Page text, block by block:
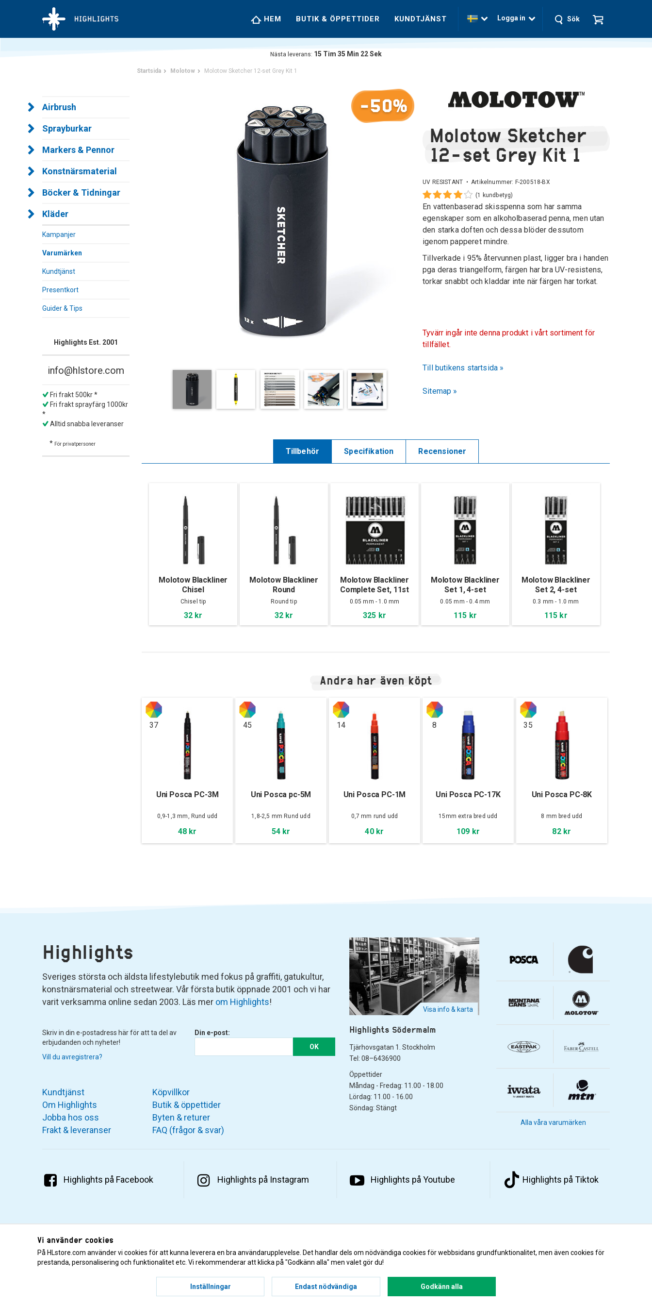
HEM BUTIK & ÖPPETTIDER KUNDTJÄNST Logga in Sök
Nästa leverans: 15 Tim 35 Min 21Sek
Airbrush
Sprayburkar
Markers & Pennor
Konstnärsmaterial
Böcker & Tidningar
Kläder
Kampanjer
Varumärken
Kundtjänst
Presentkort
Guider & Tips
Highlights Est. 2001
info@hlstore.com
Fri frakt 500kr *
Fri frakt sprayfärg 1000kr
*
Alltid snabba leveranser
* För privatpersoner
Startsida Molotow Molotow Sketcher 12-set Grey Kit 1
-50%
Molotow Sketcher
12-set Grey Kit 1
UV RESISTANT • Artikelnummer: F-200518-BX
(1 kundbetyg)
En vattenbaserad skisspenna som har samma
egenskaper som en alkoholbaserad penna, men utan
den starka doften och dessa blöder dessutom
igenom papperet mindre.
Tillverkade i 95% återvunnen plast, ligger bra i handen
pga deras triangelform, färgen har bra UV-resistens,
torkar snabbt och kladdar inte när färgen har torkat.
Tyvärr ingår inte denna produkt i vårt sortiment för
tillfället.
Till butikens startsida »
Sitemap »
Tillbehör Specifikation Recensioner
Molotow Blackliner
Chisel
Chisel tip
32 kr
Molotow Blackliner
Round
Round tip
32 kr
Molotow Blackliner
Complete Set, 11st
0.05 mm - 1.0 mm
325 kr
Molotow Blackliner
Set 1, 4-set
0.05 mm - 0.4 mm
115 kr
Molotow Blackliner
Set 2, 4-set
0.3 mm - 1.0 mm
115 kr
Andra har även köpt
37
Uni Posca PC-3M
0,9-1,3 mm, Rund udd
48 kr
45
Uni Posca pc-5M
1,8-2,5 mm Rund udd
54 kr
14
Uni Posca PC-1M
0,7 mm rund udd
40 kr
8
Uni Posca PC-17K
15mm extra bred udd
109 kr
35
Uni Posca PC-8K
8 mm bred udd
82 kr
Highlights
Sveriges största och äldsta lifestylebutik med fokus på graffiti, gatukultur,
konstnärsmaterial och streetwear. Vår första butik öppnade 2001 och vi har
varit verksamma online sedan 2003. Läs mer om Highlights!
Skriv in din e-postadress här för att ta del av
erbjudanden och nyheter!
Vill du avregistrera?
Din e-post:
OK
Visa info & karta
Highlights Södermalm
Tjärhovsgatan 1. Stockholm
Tel: 08–6436900
Öppettider
Måndag - Fredag: 11.00 - 18.00
Lördag: 11.00 - 16.00
Söndag: Stängt
Kundtjänst
Om Highlights
Jobba hos oss
Frakt & leveranser
Köpvillkor
Butik & öppettider
Byten & returer
FAQ (frågor & svar)
Alla våra varumärken
Highlights på Facebook Highlights på Instagram Highlights på Youtube Highlights på Tiktok
© 2001–2026 Highlights/KR Distribution AB.
Vi använder cookies
På HLstore.com använder vi cookies för att kunna leverera en bra användarupplevelse. Det handlar dels om nödvändiga cookies för webbsidans grundfunktionalitet, men även cookies för
prestanda, personalisering och funktionalitet etc. Vi rekommenderar att klicka på "Godkänn alla" men valet gör du!
Inställningar Endast nödvändiga Godkänn alla